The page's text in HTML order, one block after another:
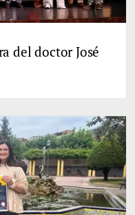
del doctor José